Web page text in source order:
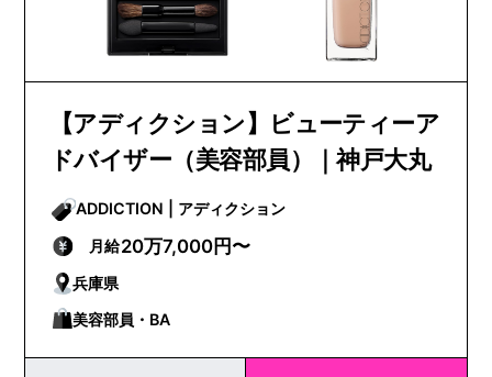
【アディクション】ビューティーア
ドバイザー（美容部員）｜神戸大丸
ADDICTION | アディクション
月給20万7,000円〜
兵庫県
美容部員・BA